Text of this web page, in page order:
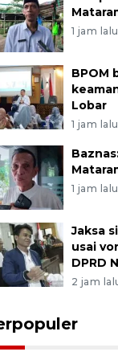
1 jam lalu
BPOM
Lobar
1 jam lalu
1 jam lalu
Jaksa
usai
DPRD
2 jam